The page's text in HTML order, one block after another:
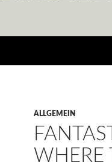
ALLGEMEIN
WHERE